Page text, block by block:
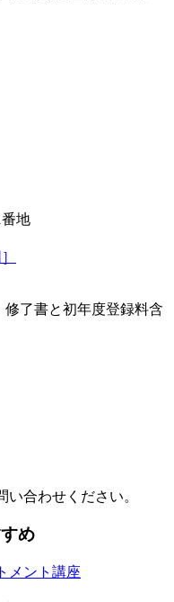
地
修了書と初年度登録料含
合わせください。
め